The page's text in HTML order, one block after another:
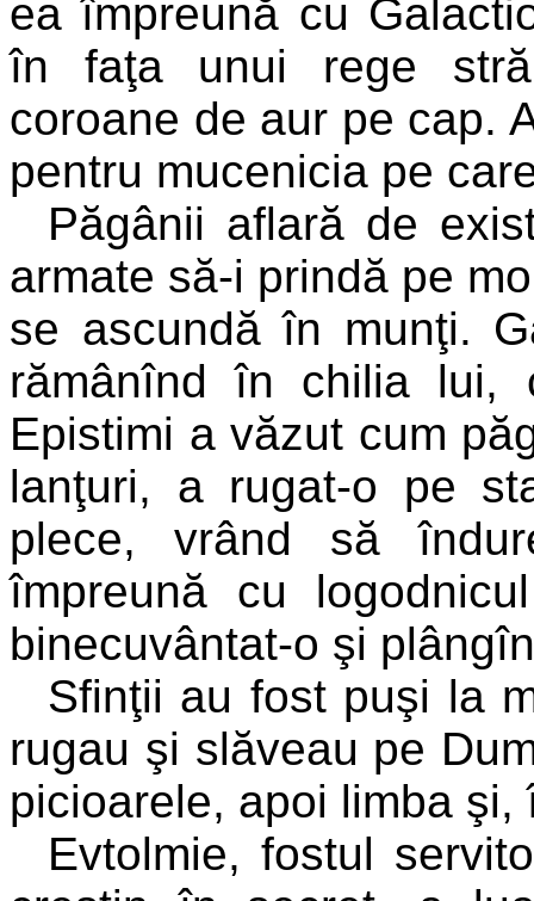
ea împreună cu
în faţa unui rege
coroane de aur pe cap.
pentru mucenicia pe
Păgânii aflară de
armate să-i prindă pe
se ascundă în munţi.
rămânînd în chilia lui,
Epistimi a văzut cum
lanţuri, a rugat-o pe
plece, vrând să
împreună cu
binecuvântat-o şi
Sfinţii au fost puşi la
rugau şi slăveau pe
picioarele, apoi limba
Evtolmie, fostul